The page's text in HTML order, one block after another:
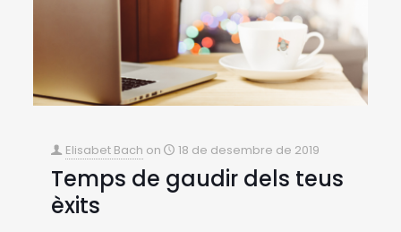
Elisabet Bach on 18 de desembre de 2019
Temps de gaudir dels teus
èxits